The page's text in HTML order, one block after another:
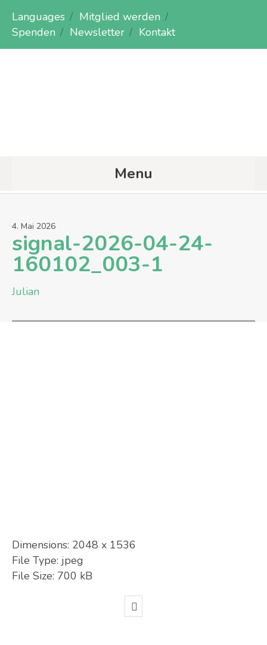
Languages
Mitglied werden
Spenden
Newsletter Kontakt
Menu
4. Mai 2026
signal-2026-04-24-
160102_003-1
Julian
Dimensions: 2048 x 1536
File Type: jpeg
File Size: 700 kB